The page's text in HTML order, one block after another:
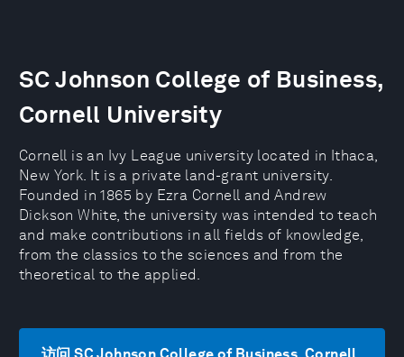
SC Johnson College of Business,
Cornell University
Cornell is an Ivy League university located in Ithaca,
New York. It is a private land-grant university.
Founded in 1865 by Ezra Cornell and Andrew
Dickson White, the university was intended to teach
and make contributions in all fields of knowledge,
from the classics to the sciences and from the
theoretical to the applied.